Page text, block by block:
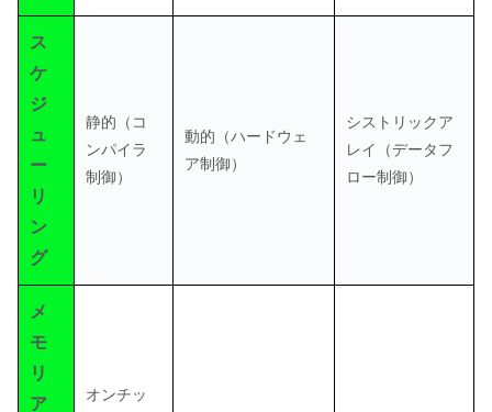
ス
ケ
ジ
ュ
ー
リ
ン
グ
静的（コ
ンパイラ
制御）
動的（ハードウェ
ア制御）
シストリックア
レイ（データフ
ロー制御）
メ
モ
リ
ア
オンチッ